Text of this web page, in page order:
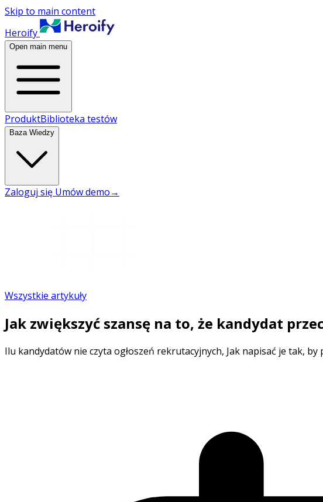
Skip to main content
Heroify
Open main menu
ProduktBiblioteka testów
Baza Wiedzy
Zaloguj się Umów demo→
Wszystkie artykuły
Jak zwiększyć szansę na to, że kandydat
Ilu kandydatów nie czyta ogłoszeń rekrutacyjnych, Jak napisać je tak,